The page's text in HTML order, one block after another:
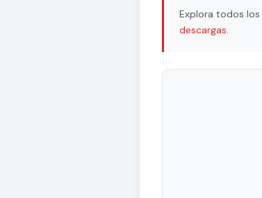
Explora todos los
descargas.